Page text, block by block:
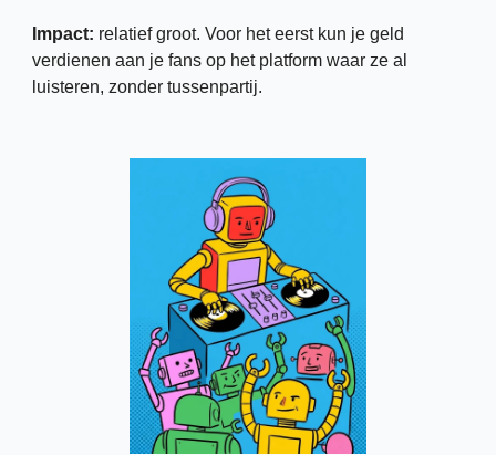
Impact: relatief groot. Voor het eerst kun je geld
verdienen aan je fans op het platform waar ze al
luisteren, zonder tussenpartij.